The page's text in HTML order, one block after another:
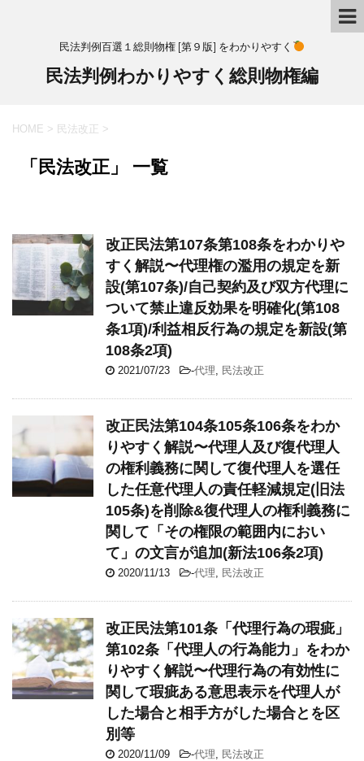
民法判例百選１総則物権 [第９版] をわかりやすく
民法判例わかりやすく総則物権編
HOME > 民法改正 >
「民法改正」 一覧
改正民法第107条第108条をわかりや
すく解説〜代理権の濫用の規定を新
設(第107条)/自己契約及び双方代理に
ついて禁止違反効果を明確化(第108
条1項)/利益相反行為の規定を新設(第
108条2項)
2021/07/23 -代理 民法改正
改正民法第104条105条106条をわか
りやすく解説〜代理人及び復代理人
の権利義務に関して復代理人を選任
した任意代理人の責任軽減規定(旧法
105条)を削除&復代理人の権利義務に
関して「その権限の範囲内におい
て」の文言が追加(新法106条2項)
2020/11/13 -代理 民法改正
改正民法第101条「代理行為の瑕疵」
第102条「代理人の行為能力」をわか
りやすく解説〜代理行為の有効性に
関して瑕疵ある意思表示を代理人が
した場合と相手方がした場合とを区
別等
2020/11/09 -代理 民法改正